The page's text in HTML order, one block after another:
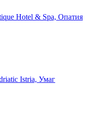
Hotel & Spa, Опатия
Istria, Умаг